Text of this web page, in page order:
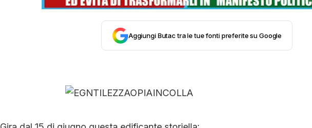
EDITORIALIAggiungi Butac tra le tue fonti preferite su Google